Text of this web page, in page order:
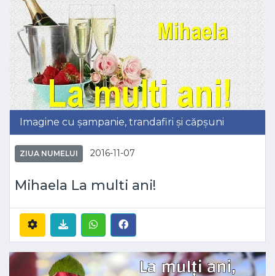
Imagine cu șampanie, trandafiri și căpșuni
ZIUA NUMELUI 2016-11-07
Mihaela La multi ani!